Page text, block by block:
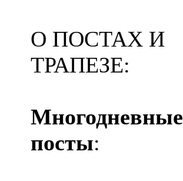
О ПОСТАХ И
ТРАПЕЗЕ:
Многодневные
посты: